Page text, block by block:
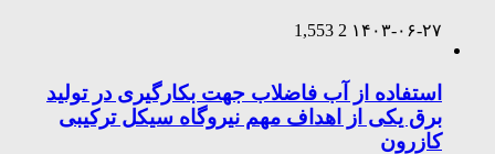
۱۴۰۳-۰۶-۲۷ 2
1,553
استفاده از آب فاضلاب جهت بکارگیری در تولید
برق یکی از اهداف مهم نیروگاه سیکل ترکیبی
کازرون